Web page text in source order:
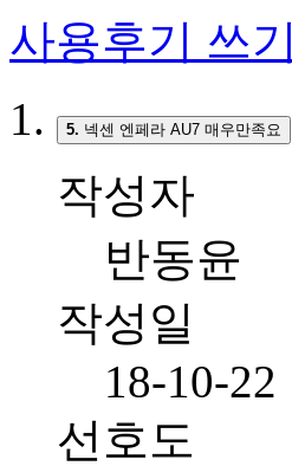
사용후기 쓰기
5. 넥센 엔페라 AU7 매우만족요
작성자
반동윤
작성일
18-10-22
선호도